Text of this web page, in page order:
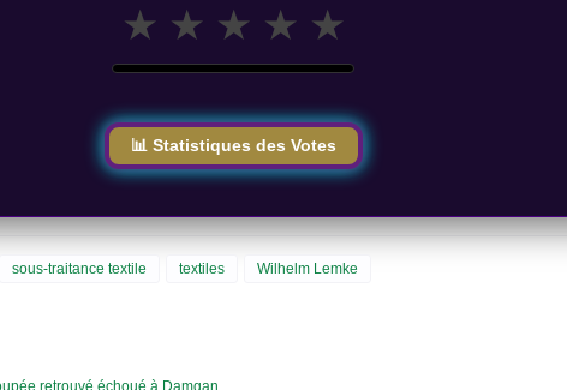
★ ★ ★ ★ ★
📊 Statistiques des Votes
sous-traitance textile textiles Wilhelm Lemke
retrouvé échoué à Damgan